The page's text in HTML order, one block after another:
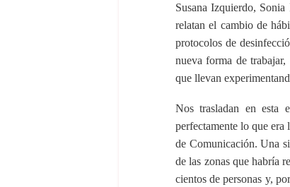
Susana Izquierdo,
relatan el cambio de
protocolos de
nueva forma de
que llevan
Nos trasladan en esta
perfectamente lo que
de Comunicación. Una
de las zonas que habría
cientos de personas y,